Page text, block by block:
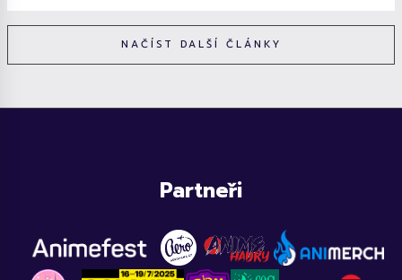
NAČÍST DALŠÍ ČLÁNKY
Partneři